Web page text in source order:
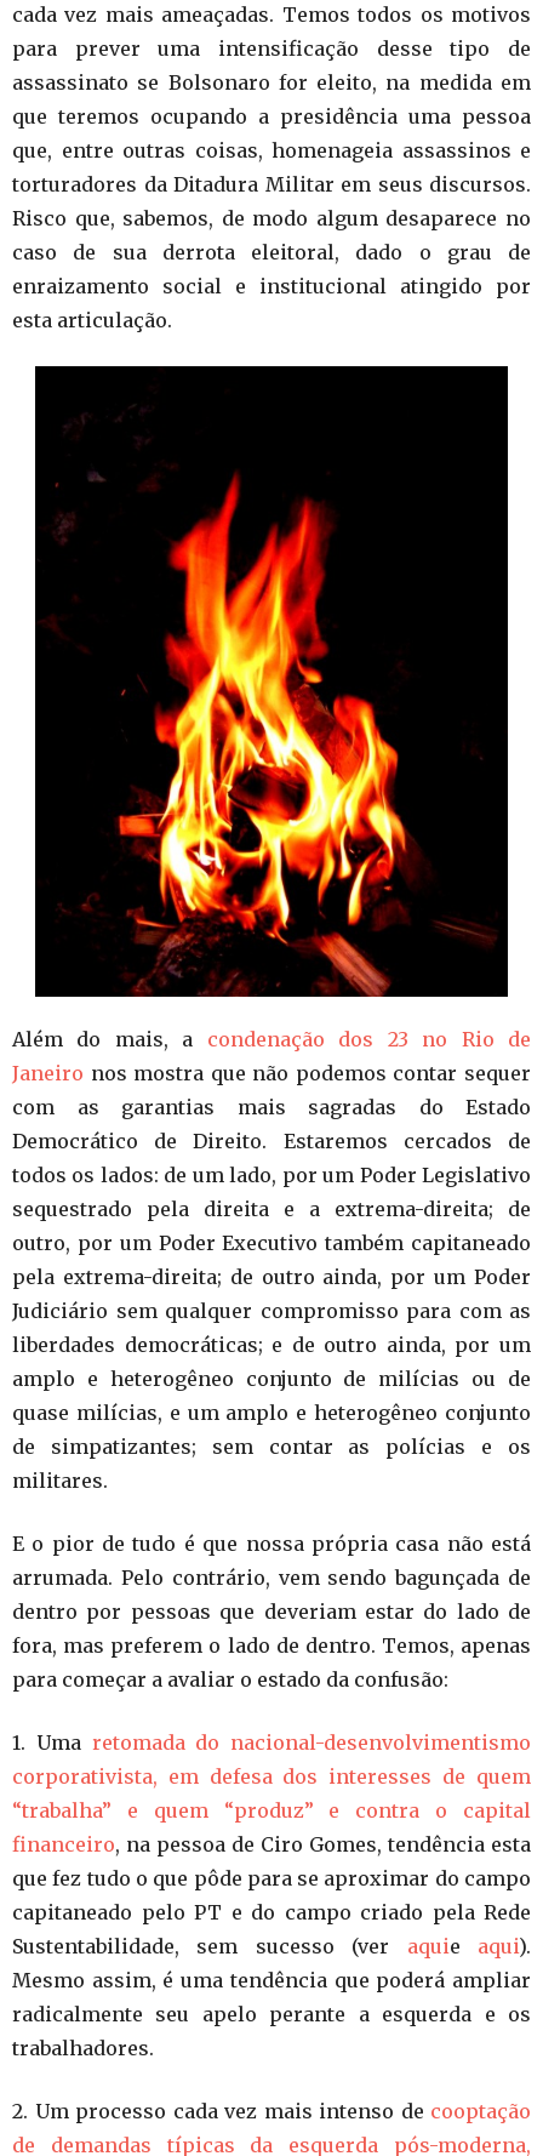
cada vez mais ameaçadas. Temos todos os motivos
para prever uma intensificação desse tipo de
assassinato se Bolsonaro for eleito, na medida em
que teremos ocupando a presidência uma pessoa
que, entre outras coisas, homenageia assassinos e
torturadores da Ditadura Militar em seus discursos.
Risco que, sabemos, de modo algum desaparece no
caso de sua derrota eleitoral, dado o grau de
enraizamento social e institucional atingido por
esta articulação.
Além do mais, a condenação dos 23 no Rio de
Janeiro nos mostra que não podemos contar sequer
com as garantias mais sagradas do Estado
Democrático de Direito. Estaremos cercados de
todos os lados: de um lado, por um Poder Legislativo
sequestrado pela direita e a extrema-direita; de
outro, por um Poder Executivo também capitaneado
pela extrema-direita; de outro ainda, por um Poder
Judiciário sem qualquer compromisso para com as
liberdades democráticas; e de outro ainda, por um
amplo e heterogêneo conjunto de milícias ou de
quase milícias, e um amplo e heterogêneo conjunto
de simpatizantes; sem contar as polícias e os
militares.
E o pior de tudo é que nossa própria casa não está
arrumada. Pelo contrário, vem sendo bagunçada de
dentro por pessoas que deveriam estar do lado de
fora, mas preferem o lado de dentro. Temos, apenas
para começar a avaliar o estado da confusão:
1. Uma retomada do nacional-desenvolvimentismo
corporativista, em defesa dos interesses de quem
“trabalha” e quem “produz” e contra o capital
financeiro, na pessoa de Ciro Gomes, tendência esta
que fez tudo o que pôde para se aproximar do campo
capitaneado pelo PT e do campo criado pela Rede
Sustentabilidade, sem sucesso (ver aquie aqui).
Mesmo assim, é uma tendência que poderá ampliar
radicalmente seu apelo perante a esquerda e os
trabalhadores.
2. Um processo cada vez mais intenso de cooptação
de demandas típicas da esquerda pós-moderna,